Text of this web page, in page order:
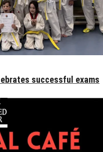
successful exams